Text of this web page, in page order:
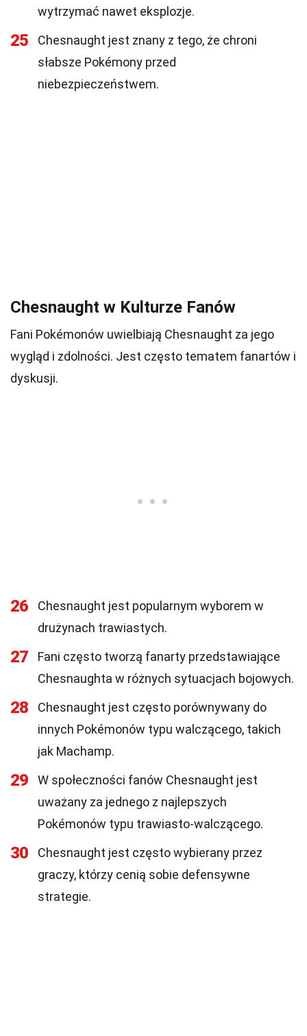
wytrzymać nawet eksplozje.
25
Chesnaught jest znany z tego, że chroni
słabsze Pokémony przed
niebezpieczeństwem.
Chesnaught w Kulturze Fanów
Fani Pokémonów uwielbiają Chesnaught za jego
wygląd i zdolności. Jest często tematem fanartów i
dyskusji.
26
Chesnaught jest popularnym wyborem w
drużynach trawiastych.
27
Fani często tworzą fanarty przedstawiające
Chesnaughta w różnych sytuacjach bojowych.
28
Chesnaught jest często porównywany do
innych Pokémonów typu walczącego, takich
jak Machamp.
29
W społeczności fanów Chesnaught jest
uważany za jednego z najlepszych
Pokémonów typu trawiasto-walczącego.
30
Chesnaught jest często wybierany przez
graczy, którzy cenią sobie defensywne
strategie.